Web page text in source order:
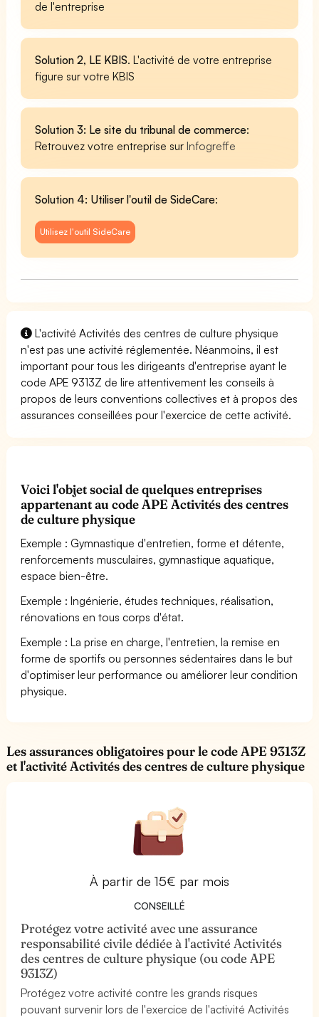
de l'entreprise
Solution 2, LE KBIS. L'activité de votre entreprise
figure sur votre KBIS
Solution 3: Le site du tribunal de commerce:
Retrouvez votre entreprise surInfogreffe
Solution 4: Utiliser l'outil de SideCare:
Utilisez l'outil SideCare
L'activité Activités des centres de culture physique
n'est pas une activité réglementée. Néanmoins, il est
important pour tous les dirigeants d'entreprise ayant le
code APE 9313Z de lire attentivement les conseils à
propos de leurs conventions collectives et à propos des
assurances conseillées pour l'exercice de cette activité.
Voici l'objet social de quelques entreprises
appartenant au code APE Activités des centres
de culture physique
Exemple : Gymnastique d'entretien, forme et détente,
renforcements musculaires, gymnastique aquatique,
espace bien-être.
Exemple : Ingénierie, études techniques, réalisation,
rénovations en tous corps d'état.
Exemple : La prise en charge, l'entretien, la remise en
forme de sportifs ou personnes sédentaires dans le but
d'optimiser leur performance ou améliorer leur condition
physique.
Les assurances obligatoires pour le code APE 9313Z
et l'activité Activités des centres de culture physique
À partir de 15€ par mois
CONSEILLÉ
Protégez votre activité avec une assurance
responsabilité civile dédiée à l'activité Activités
des centres de culture physique (ou code APE
9313Z)
Protégez votre activité contre les grands risques
pouvant survenir lors de l'exercice de l'activité Activités